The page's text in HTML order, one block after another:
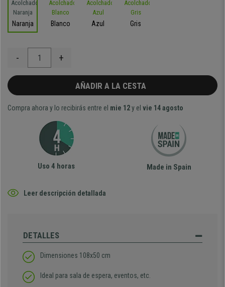
Naranja Blanco Azul Gris
- +
AÑADIR A LA CESTA
Compra ahora y lo recibirás entre el mie 12y el vie 14 agosto
Uso 4 horas Made in Spain
Leer descripción detallada
DETALLES
Dimensiones 108x50 cm
Ideal para sala de espera, eventos, etc.